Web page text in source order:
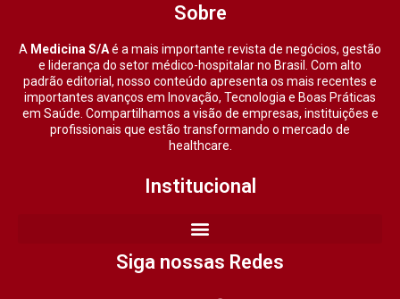
Sobre
A Medicina S/Aé a mais importante revista de negócios, gestão
e liderança do setor médico-hospitalar no Brasil. Com alto
padrão editorial, nosso conteúdo apresenta os mais recentes e
importantes avanços em Inovação, Tecnologia e Boas Práticas
em Saúde. Compartilhamos a visão de empresas, instituições e
profissionais que estão transformando o mercado de
healthcare.
Institucional
Siga nossas Redes